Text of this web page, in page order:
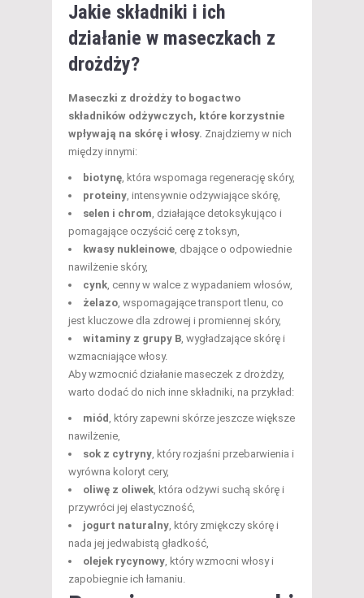
Jakie składniki i ich
działanie w maseczkach z
drożdży?
Maseczki z drożdży to bogactwo
składników odżywczych, które korzystnie
wpływają na skórę i włosy. Znajdziemy w nich
między innymi:
biotynę, która wspomaga regenerację skóry,
proteiny, intensywnie odżywiające skórę,
selen i chrom, działające detoksykująco i
pomagające oczyścić cerę z toksyn,
kwasy nukleinowe, dbające o odpowiednie
nawilżenie skóry,
cynk, cenny w walce z wypadaniem włosów,
żelazo, wspomagające transport tlenu, co
jest kluczowe dla zdrowej i promiennej skóry,
witaminy z grupy B, wygładzające skórę i
wzmacniające włosy.
Aby wzmocnić działanie maseczek z drożdży,
warto dodać do nich inne składniki, na przykład:
miód, który zapewni skórze jeszcze większe
nawilżenie,
sok z cytryny, który rozjaśni przebarwienia i
wyrówna koloryt cery,
oliwę z oliwek, która odżywi suchą skórę i
przywróci jej elastyczność,
jogurt naturalny, który zmiękczy skórę i
nada jej jedwabistą gładkość,
olejek rycynowy, który wzmocni włosy i
zapobiegnie ich łamaniu.